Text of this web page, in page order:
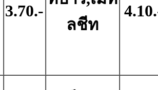
3.70.-
ลชีท